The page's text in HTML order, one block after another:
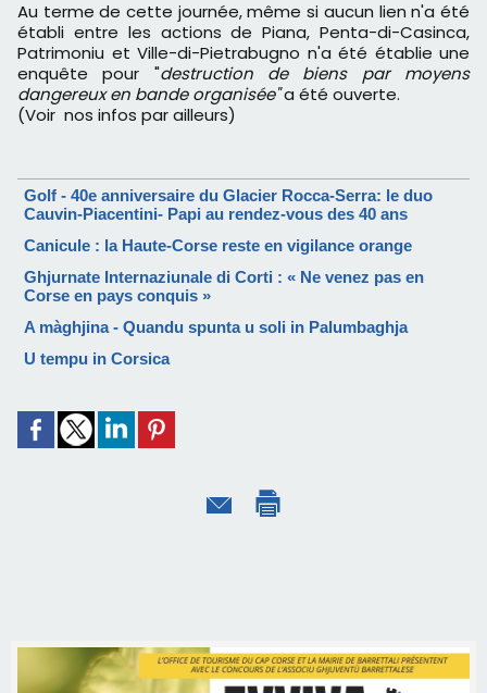
Au terme de cette journée, même si aucun lien n'a été
établi entre les actions de Piana, Penta-di-Casinca,
Patrimoniu et Ville-di-Pietrabugno n'a été établie une
enquête pour "destruction de biens par moyens
dangereux en bande organisée"a été ouverte.
(Voir nos infos par ailleurs)
Golf - 40e anniversaire du Glacier Rocca-Serra: le duo
Cauvin-Piacentini- Papi au rendez-vous des 40 ans
Canicule : la Haute-Corse reste en vigilance orange
Ghjurnate Internaziunale di Corti : « Ne venez pas en
Corse en pays conquis »
A màghjina - Quandu spunta u soli in Palumbaghja
U tempu in Corsica